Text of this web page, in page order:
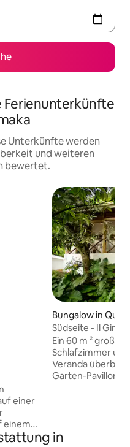
Ferienunterkünfte
Unterkünfte werden
und weiteren
bewertet.
einer
Bungalow in
Südseite - Il
Ein 60 m ²
Schlafzimmer
Veranda
Garten-Pavillon-Stein-
mit dem Auto
in